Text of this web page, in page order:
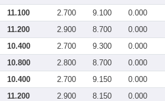
11.100 2.700 9.100 0.000
11.200 2.900 8.700 0.000
10.400 2.700 9.300 0.000
10.800 2.800 8.700 0.000
10.400 2.700 9.150 0.000
11.200 2.900 8.150 0.000